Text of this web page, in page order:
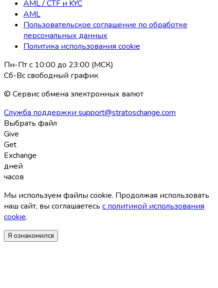
AML / CTF и KYC
AML
Пользовательское соглашение по обработке
персональных данных
Политика использования coоkie
Пн-Пт с 10:00 до 23:00 (МСК)
Сб-Вс свободный график
© Сервис обмена электронных валют
Служба поддержки support@stratoschange.com
Выбрать файл
Give
Get
Exchange
дней
часов
Мы используем файлы coоkie. Продолжая использовать
наш сайт, вы соглашаетесь с политикой использования
coоkie.